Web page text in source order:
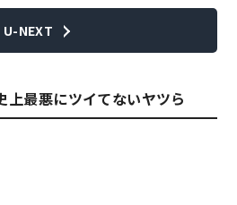
U-NEXT
上最悪にツイてないヤツら